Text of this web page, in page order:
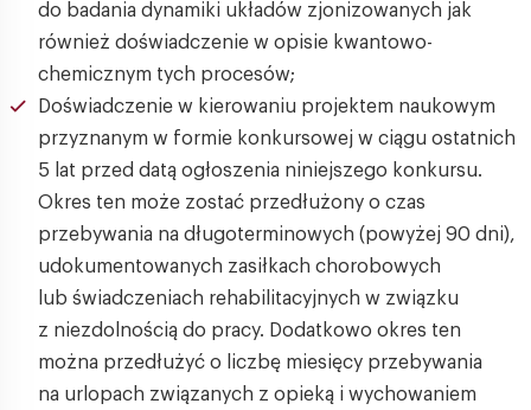
do badania dynamiki układów zjonizowanych jak
również doświadczenie w opisie kwantowo-
chemicznym tych procesów;
Doświadczenie w kierowaniu projektem naukowym
przyznanym w formie konkursowej w ciągu ostatnich
5 lat przed datą ogłoszenia niniejszego konkursu.
Okres ten może zostać przedłużony o czas
przebywania na długoterminowych (powyżej 90 dni),
udokumentowanych zasiłkach chorobowych
lub świadczeniach rehabilitacyjnych w związku
z niezdolnością do pracy. Dodatkowo okres ten
można przedłużyć o liczbę miesięcy przebywania
na urlopach związanych z opieką i wychowaniem